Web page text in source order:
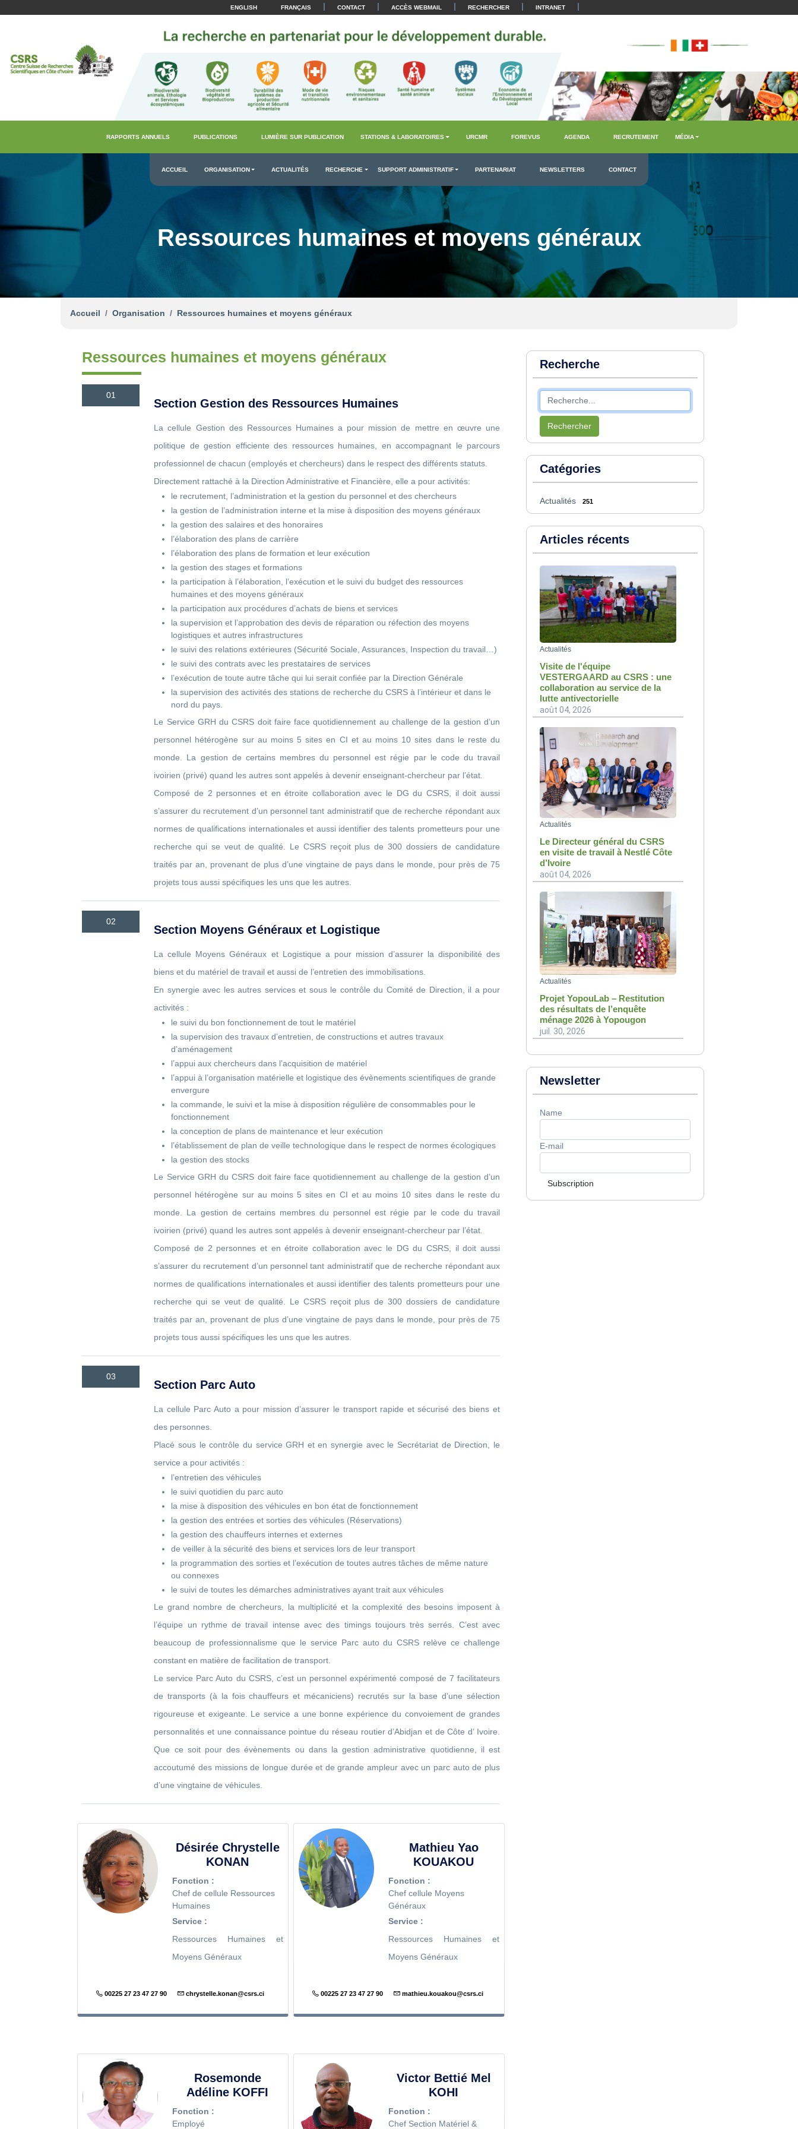
ENGLISH FRANÇAIS | CONTACT | ACCÈS WEBMAIL | RECHERCHER | INTRANET |
RAPPORTS ANNUELS PUBLICATIONS LUMIÈRE SUR PUBLICATION STATIONS & LABORATOIRES URCMR FOREVUS AGENDA RECRUTEMENT MÉDIA
ACCUEIL ORGANISATION ACTUALITÉS RECHERCHE SUPPORT ADMINISTRATIF PARTENARIAT NEWSLETTERS CONTACT
Ressources humaines et moyens généraux
Accueil Organisation Ressources humaines et moyens généraux
Ressources humaines et moyens généraux
01
Section Gestion des Ressources Humaines
La cellule Gestion des Ressources Humaines a pour mission de mettre en œuvre une
politique de gestion efficiente des ressources humaines, en accompagnant le parcours
professionnel de chacun (employés et chercheurs) dans le respect des différents statuts.
Directement rattaché à la Direction Administrative et Financière, elle a pour activités:
le recrutement, l’administration et la gestion du personnel et des chercheurs
la gestion de l’administration interne et la mise à disposition des moyens généraux
la gestion des salaires et des honoraires
l’élaboration des plans de carrière
l’élaboration des plans de formation et leur exécution
la gestion des stages et formations
la participation à l’élaboration, l’exécution et le suivi du budget des ressources
humaines et des moyens généraux
la participation aux procédures d’achats de biens et services
la supervision et l’approbation des devis de réparation ou réfection des moyens
logistiques et autres infrastructures
le suivi des relations extérieures (Sécurité Sociale, Assurances, Inspection du travail…)
le suivi des contrats avec les prestataires de services
l’exécution de toute autre tâche qui lui serait confiée par la Direction Générale
la supervision des activités des stations de recherche du CSRS à l’intérieur et dans le
nord du pays.
Le Service GRH du CSRS doit faire face quotidiennement au challenge de la gestion d’un
personnel hétérogène sur au moins 5 sites en CI et au moins 10 sites dans le reste du
monde. La gestion de certains membres du personnel est régie par le code du travail
ivoirien (privé) quand les autres sont appelés à devenir enseignant-chercheur par l’état.
Composé de 2 personnes et en étroite collaboration avec le DG du CSRS, il doit aussi
s’assurer du recrutement d’un personnel tant administratif que de recherche répondant aux
normes de qualifications internationales et aussi identifier des talents prometteurs pour une
recherche qui se veut de qualité. Le CSRS reçoit plus de 300 dossiers de candidature
traités par an, provenant de plus d’une vingtaine de pays dans le monde, pour près de 75
projets tous aussi spécifiques les uns que les autres.
02
Section Moyens Généraux et Logistique
La cellule Moyens Généraux et Logistique a pour mission d’assurer la disponibilité des
biens et du matériel de travail et aussi de l’entretien des immobilisations.
En synergie avec les autres services et sous le contrôle du Comité de Direction, il a pour
activités :
le suivi du bon fonctionnement de tout le matériel
la supervision des travaux d’entretien, de constructions et autres travaux
d’aménagement
l’appui aux chercheurs dans l’acquisition de matériel
l’appui à l’organisation matérielle et logistique des évènements scientifiques de grande
envergure
la commande, le suivi et la mise à disposition régulière de consommables pour le
fonctionnement
la conception de plans de maintenance et leur exécution
l’établissement de plan de veille technologique dans le respect de normes écologiques
la gestion des stocks
Le Service GRH du CSRS doit faire face quotidiennement au challenge de la gestion d’un
personnel hétérogène sur au moins 5 sites en CI et au moins 10 sites dans le reste du
monde. La gestion de certains membres du personnel est régie par le code du travail
ivoirien (privé) quand les autres sont appelés à devenir enseignant-chercheur par l’état.
Composé de 2 personnes et en étroite collaboration avec le DG du CSRS, il doit aussi
s’assurer du recrutement d’un personnel tant administratif que de recherche répondant aux
normes de qualifications internationales et aussi identifier des talents prometteurs pour une
recherche qui se veut de qualité. Le CSRS reçoit plus de 300 dossiers de candidature
traités par an, provenant de plus d’une vingtaine de pays dans le monde, pour près de 75
projets tous aussi spécifiques les uns que les autres.
03
Section Parc Auto
La cellule Parc Auto a pour mission d’assurer le transport rapide et sécurisé des biens et
des personnes.
Placé sous le contrôle du service GRH et en synergie avec le Secrétariat de Direction, le
service a pour activités :
l’entretien des véhicules
le suivi quotidien du parc auto
la mise à disposition des véhicules en bon état de fonctionnement
la gestion des entrées et sorties des véhicules (Réservations)
la gestion des chauffeurs internes et externes
de veiller à la sécurité des biens et services lors de leur transport
la programmation des sorties et l’exécution de toutes autres tâches de même nature
ou connexes
le suivi de toutes les démarches administratives ayant trait aux véhicules
Le grand nombre de chercheurs, la multiplicité et la complexité des besoins imposent à
l’équipe un rythme de travail intense avec des timings toujours très serrés. C’est avec
beaucoup de professionnalisme que le service Parc auto du CSRS relève ce challenge
constant en matière de facilitation de transport.
Le service Parc Auto du CSRS, c’est un personnel expérimenté composé de 7 facilitateurs
de transports (à la fois chauffeurs et mécaniciens) recrutés sur la base d’une sélection
rigoureuse et exigeante. Le service a une bonne expérience du convoiement de grandes
personnalités et une connaissance pointue du réseau routier d’Abidjan et de Côte d’ Ivoire.
Que ce soit pour des évènements ou dans la gestion administrative quotidienne, il est
accoutumé des missions de longue durée et de grande ampleur avec un parc auto de plus
d’une vingtaine de véhicules.
Désirée Chrystelle
KONAN
Fonction :
Chef de cellule Ressources
Humaines
Service :
Ressources Humaines et
Moyens Généraux
00225 27 23 47 27 90 chrystelle.konan@csrs.ci
Mathieu Yao
KOUAKOU
Fonction :
Chef cellule Moyens
Généraux
Service :
Ressources Humaines et
Moyens Généraux
00225 27 23 47 27 90 mathieu.kouakou@csrs.ci
Rosemonde
Adéline KOFFI
Fonction :
Employé
Victor Bettié Mel
KOHI
Fonction :
Chef Section Matériel &
Recherche
Rechercher
Catégories
Actualités 251
Articles récents
Actualités
Visite de l'équipe
VESTERGAARD au CSRS : une
collaboration au service de la
lutte antivectorielle
août 04, 2026
Actualités
Le Directeur général du CSRS
en visite de travail à Nestlé Côte
d’Ivoire
août 04, 2026
Actualités
Projet YopouLab – Restitution
des résultats de l’enquête
ménage 2026 à Yopougon
juil. 30, 2026
Newsletter
Name
E-mail
Subscription